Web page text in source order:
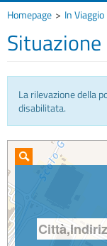
IL CCISS
INFO E MEDIA
IN VIAGGIO
Homepage In Viaggio
La rilevazione della
disabilitata.